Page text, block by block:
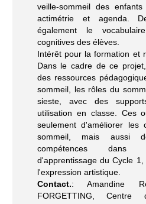
veille-sommeil des
actimétrie et agenda.
également le
cognitives des élèves.
Intérêt pour la formation et
Dans le cadre de ce
des ressources
sommeil, les rôles du
sieste, avec des
utilisation en classe. Ces
seulement d'améliorer les
sommeil, mais aussi
compétences dans
d'apprentissage du Cycle
l'expression artistique.
Contact.: Amandine
FORGETTING,